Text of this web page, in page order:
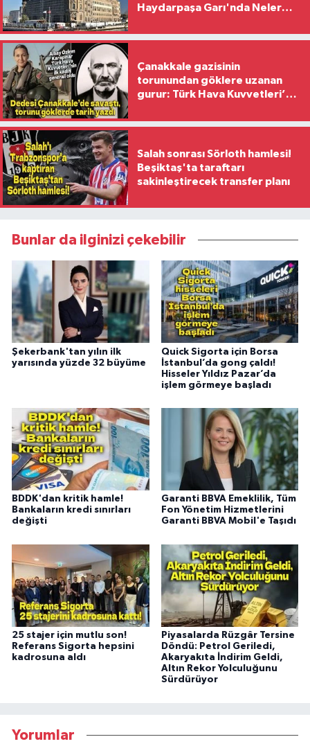
Haydarpaşa Garı'nda Neler
Çanakkale gazisinin
torunundan göklere uzanan
gurur: Türk Hava Kuvvetleri’nin
Salah sonrası Sörloth hamlesi!
Beşiktaş'ta taraftarı
sakinleştirecek transfer planı
Bunlar da ilginizi çekebilir
Şekerbank'tan yılın ilk
yarısında yüzde 32 büyüme
Quick Sigorta için Borsa
İstanbul’da gong çaldı!
Hisseler Yıldız Pazar’da
işlem görmeye başladı
BDDK'dan kritik hamle!
Bankaların kredi sınırları
değişti
Garanti BBVA Emeklilik, Tüm
Fon Yönetim Hizmetlerini
Garanti BBVA Mobil'e Taşıdı
25 stajer için mutlu son!
Referans Sigorta hepsini
kadrosuna aldı
Piyasalarda Rüzgâr Tersine
Döndü: Petrol Geriledi,
Akaryakıta İndirim Geldi,
Altın Rekor Yolculuğunu
Sürdürüyor
Yorumlar